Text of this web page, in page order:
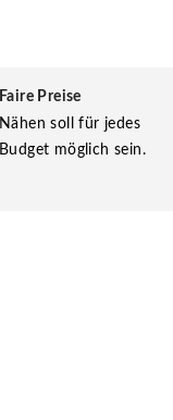
Faire Preise
Nähen soll für jedes
Budget möglich sein.